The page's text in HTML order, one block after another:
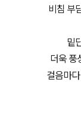
비침 부
밑
더욱 풍
걸음마